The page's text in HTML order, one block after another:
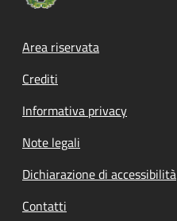
Footer menu
Area riservata
Crediti
Informativa privacy
Note legali
Dichiarazione di accessibilità
Contatti